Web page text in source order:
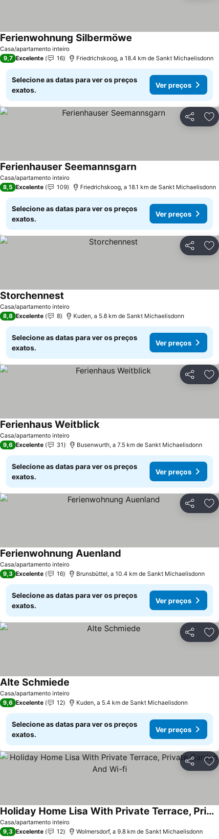
Casa/apartamento inteiro
Ferienwohnung Silbermöwe
9,7 Excelente 16 Friedrichskoog, a 18.4 km de Sankt Michaelisdonn
Selecione as datas para ver os preços
exatos.
Ver preços
Partilhar
Casa/apartamento inteiro
Ferienhauser Seemannsgarn
8,5 Excelente 109 Friedrichskoog, a 18.1 km de Sankt Michaelisdonn
Selecione as datas para ver os preços
exatos.
Ver preços
Partilhar
Casa/apartamento inteiro
Storchennest
8,8 Excelente 8 Kuden, a 5.8 km de Sankt Michaelisdonn
Selecione as datas para ver os preços
exatos.
Ver preços
Partilhar
Casa/apartamento inteiro
Ferienhaus Weitblick
9,6 Excelente 31 Busenwurth, a 7.5 km de Sankt Michaelisdonn
Selecione as datas para ver os preços
exatos.
Ver preços
Partilhar
Casa/apartamento inteiro
Ferienwohnung Auenland
9,3 Excelente 16 Brunsbüttel, a 10.4 km de Sankt Michaelisdonn
Selecione as datas para ver os preços
exatos.
Ver preços
Partilhar
Casa/apartamento inteiro
Alte Schmiede
9,6 Excelente 12 Kuden, a 5.4 km de Sankt Michaelisdonn
Selecione as datas para ver os preços
exatos.
Ver preços
Partilhar
Casa/apartamento inteiro
Holiday Home Lisa With Private Terrace, Private Garden And Wi-fi
9,3 Excelente 12 Wolmersdorf, a 9.8 km de Sankt Michaelisdonn